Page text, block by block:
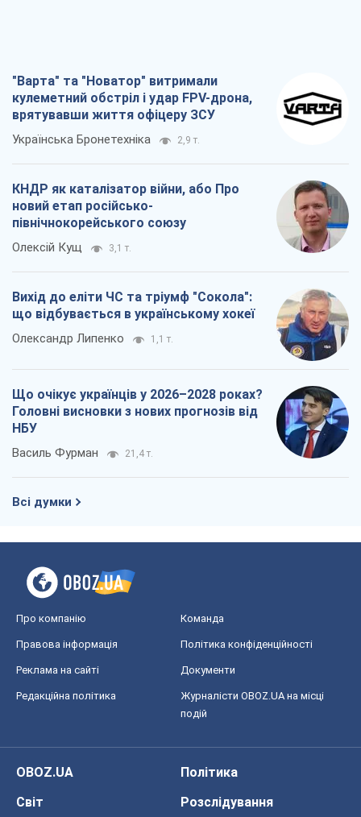
"Варта" та "Новатор" витримали
кулеметний обстріл і удар FPV-дрона,
врятувавши життя офіцеру ЗСУ
Українська Бронетехніка 2,9 т.
КНДР як каталізатор війни, або Про
новий етап російсько-
північнокорейського союзу
Олексій Кущ 3,1 т.
Вихід до еліти ЧС та тріумф "Сокола":
що відбувається в українському хокеї
Олександр Липенко 1,1 т.
Що очікує українців у 2026–2028 роках?
Головні висновки з нових прогнозів від
НБУ
Василь Фурман 21,4 т.
Всі думки
Про компанію Команда
Правова інформація Політика конфіденційності
Реклама на сайті Документи
Редакційна політика
Журналісти OBOZ.UA на місці
подій
OBOZ.UA
Політика
Світ
Розслідування